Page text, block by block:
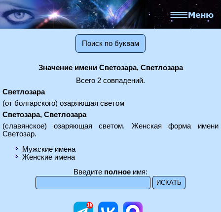
Поиск по буквам
Значение имени Светозара, Светлозара
Всего 2 совпадений.
Светлозара
(от болгарского) озаряющая светом
Светозара, Светлозара
(славянское) озаряющая светом. Женская форма имени
Светозар.
Мужские имена
Женские имена
Введите полное имя: